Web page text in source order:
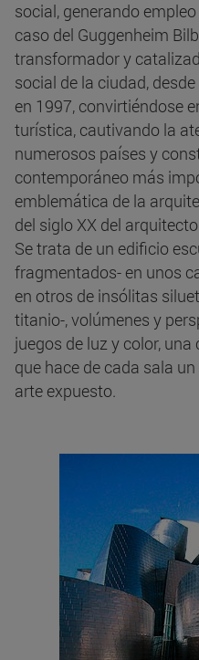
social, generando
caso del Guggenheim
transformador y
social de la ciudad,
en 1997, convirtiéndose
turística, cautivando la
numerosos países y
contemporáneo más
emblemática de la
del siglo XX del
Se trata de un edificio
fragmentados- en unos
en otros de insólitas
titanio-, volúmenes y
juegos de luz y color,
que hace de cada sala
arte expuesto.